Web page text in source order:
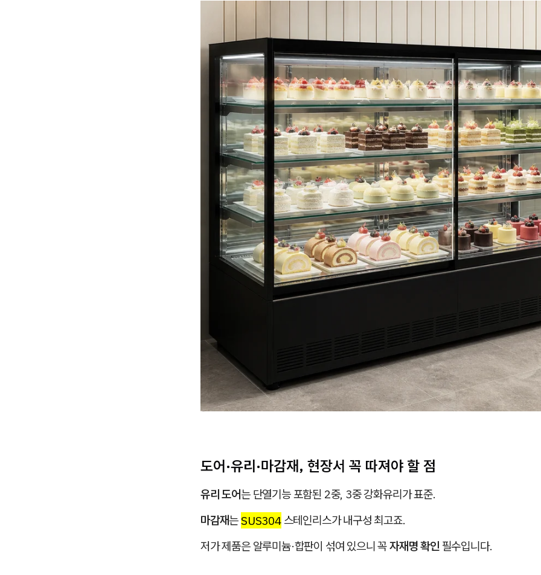
도어·유리·마감재, 현장서 꼭 따져야 할 점
유리 도어는 단열기능 포함된 2중, 3중 강화유리가 표준.
마감재는SUS304스테인리스가 내구성 최고죠.
저가 제품은 알루미늄·합판이 섞여 있으니 꼭자재명 확인필수입니다.